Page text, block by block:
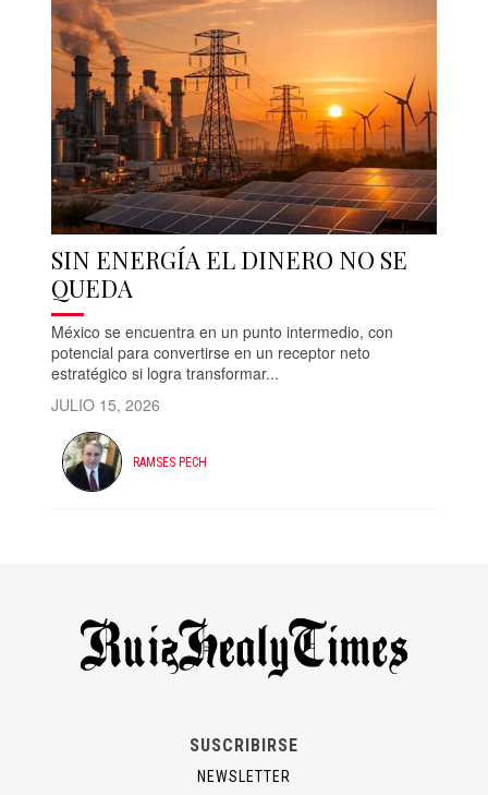
SIN ENERGÍA EL DINERO NO SE
QUEDA
México se encuentra en un punto intermedio, con
potencial para convertirse en un receptor neto
estratégico si logra transformar...
JULIO 15, 2026
RAMSES PECH
SUSCRIBIRSE
NEWSLETTER